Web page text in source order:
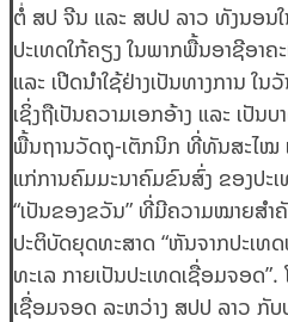
ຕໍ່ ສປ ຈີນ ແລະ ສປປ ລາວ ທັງນອນ
ປະເທດໃກ້ຄຽງ ໃນພາກພື້ນອາຊີອາຄ
ແລະ ເປີດນໍາໃຊ້ຢ່າງເປັນທາງການ ໃ
ເຊິ່ງຖືເປັນຄວາມເອກອ້າງ ແລະ ເປັນ
ພື້ນຖານວັດຖຸ-ເຕັກນິກ ທີ່ທັນສະໄໝ
ແກ່ການຄົມມະນາຄົມຂົນສົ່ງ ຂອງປະ
“ເປັນຂອງຂວັນ” ທີ່ມີຄວາມໝາຍສໍາ
ປະຕິບັດຍຸດທະສາດ “ຫັນຈາກປະເ
ທະເລ ກາຍເປັນປະເທດເຊື່ອມຈອດ”.
ເຊື່ອມຈອດ ລະຫວ່າງ ສປປ ລາວ ກັບ